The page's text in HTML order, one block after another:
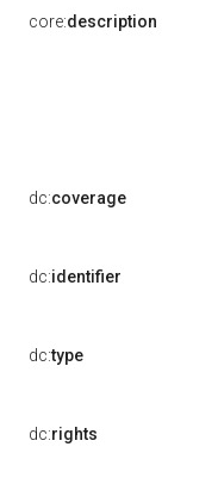
core:description
dc:coverage
dc:identifier
dc:type
dc:rights